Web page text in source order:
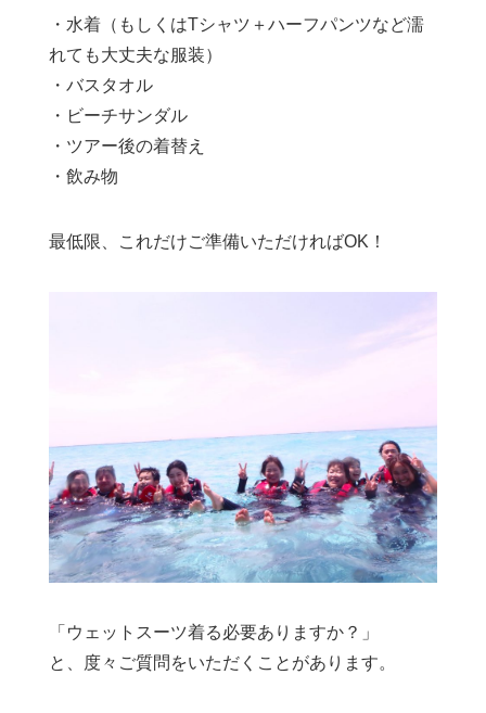
・水着（もしくはTシャツ＋ハーフパンツなど濡
れても大丈夫な服装）
・バスタオル
・ビーチサンダル
・ツアー後の着替え
・飲み物
最低限、これだけご準備いただければOK！
「ウェットスーツ着る必要ありますか？」
と、度々ご質問をいただくことがあります。